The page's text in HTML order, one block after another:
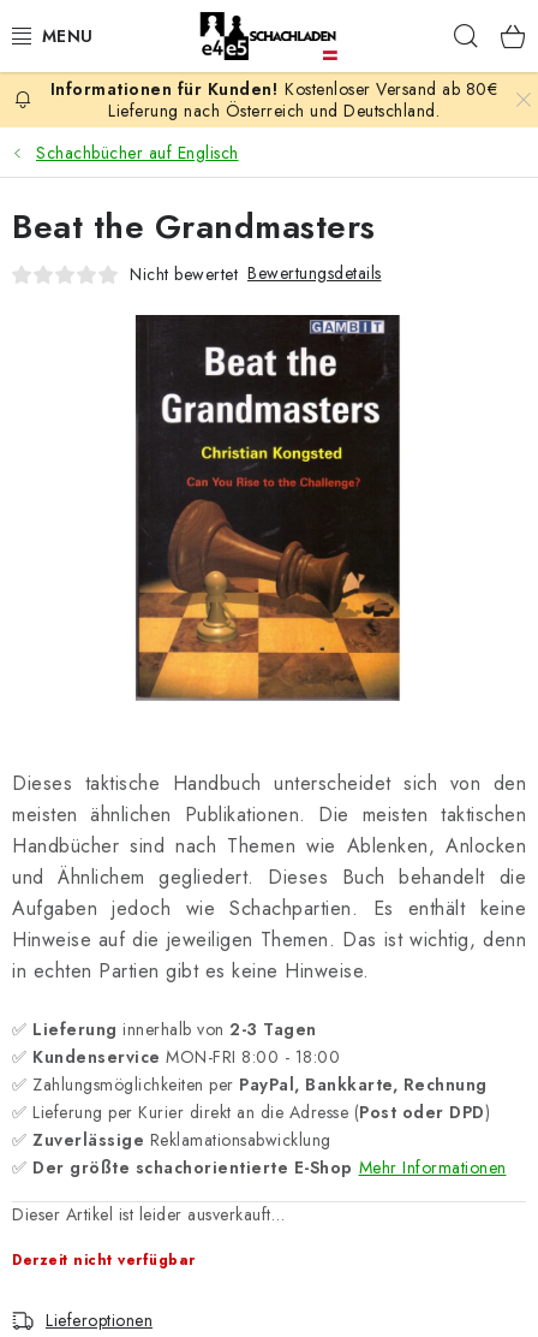
Inhalt
AKTION
SCHACHSPIELE
SCHACHFIGUREN
SCHACHBRETTER
SCHACHUHREN
SCHACHBÜCHER
SCHACH-ANTIQUITÄTENLADEN
SCHACH ONLINE
SCHACH-MERCH
SCHACH GESCHENKE
KONTAKT
Kontakt FAQ Über uns
Schachblog
Geschäftsbedingungen
Kostenloser Versand ab 80€
Lieferung nach Österreich und Deutschland.
Schachbücher auf Englisch
Dieses taktische Handbuch unterscheidet sich von den
meisten ähnlichen Publikationen. Die meisten taktischen
Handbücher sind nach Themen wie Ablenken, Anlocken
und Ähnlichem gegliedert. Dieses Buch behandelt die
Aufgaben jedoch wie Schachpartien. Es enthält keine
Hinweise auf die jeweiligen Themen. Das ist wichtig, denn
in echten Partien gibt es keine Hinweise.
✅ Lieferung innerhalb von 2-3 Tagen
✅ Kundenservice MON-FRI 8:00 - 18:00
✅ Zahlungsmöglichkeiten per PayPal, Bankkarte, Rechnung
✅ Lieferung per Kurier direkt an die Adresse (Post oder DPD)
✅ Zuverlässige Reklamationsabwicklung
✅ Der größte schachorientierte E-Shop Mehr Informationen
Dieser Artikel ist leider ausverkauft…
Derzeit nicht verfügbar
Lieferoptionen
Beat the Grandmasters
Nicht bewertet Bewertungsdetails